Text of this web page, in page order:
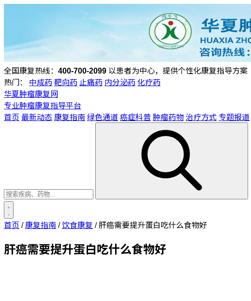
全国康复热线： 400-700-2099 以患者为中心，提供个性化康复指导方案
热门：
中成药 靶向药 止痛药 内分泌药 化疗药
华夏肿瘤康复网
专业肿瘤康复指导平台
首页 最新动态康复指南绿色通道癌症科普肿瘤药物治疗方式 专题报道
首页 /康复指南/饮食康复 /肝癌需要提升蛋白吃什么食物好
肝癌需要提升蛋白吃什么食物好